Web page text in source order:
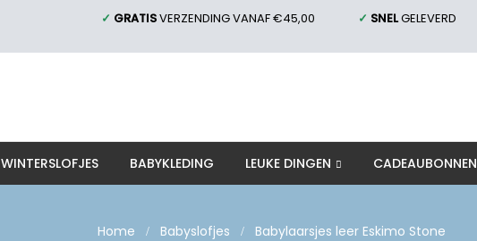
✓ GRATISVERZENDING VANAF €45,00 ✓ SNELGELEVERD
WINTERSLOFJES BABYKLEDING LEUKE DINGEN CADEAUBONNEN
Home Babyslofjes Babylaarsjes leer Eskimo Stone